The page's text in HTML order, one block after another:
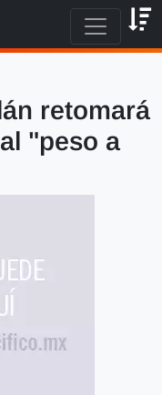
retomará
"peso a